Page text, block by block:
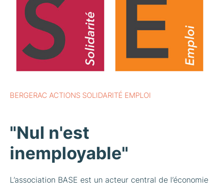
BERGERAC ACTIONS SOLIDARITÉ EMPLOI
"Nul n'est
inemployable"
L’association BASE est un acteur central de l’économie